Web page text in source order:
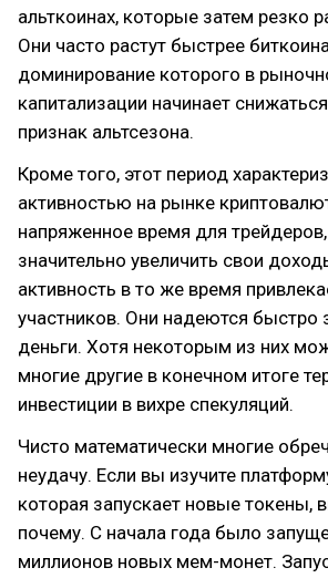
альткоинах, которые затем резко
Они часто растут быстрее
доминирование которого в
капитализации начинает
признак альтсезона.
Кроме того, этот период
активностью на рынке
напряженное время для
значительно увеличить свои
активность в то же время
участников. Они надеются быстро
деньги. Хотя некоторым из них
многие другие в конечном итоге
инвестиции в вихре спекуляций.
Чисто математически многие
неудачу. Если вы изучите
которая запускает новые токены,
почему. С начала года было
миллионов новых мем-монет.